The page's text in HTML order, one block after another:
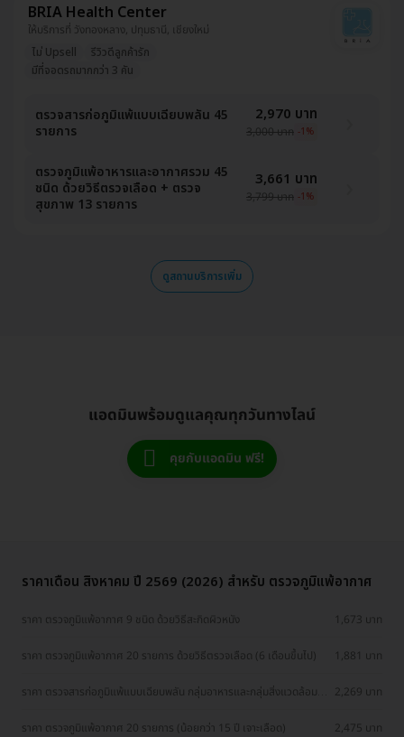
BRIA Health Center
ให้บริการที่ วังทองหลาง, ปทุมธานี, เชียงใหม่
ไม่ Upsell
รีวิวดีลูกค้ารัก
มีที่จอดรถมากกว่า 3 คัน
ตรวจสารก่อภูมิแพ้แบบเฉียบพลัน 45
รายการ
2,970 บาท
3,000 บาท -1%
ตรวจภูมิแพ้อาหารและอากาศรวม 45
ชนิด ด้วยวิธีตรวจเลือด + ตรวจ
สุขภาพ 13 รายการ
3,661 บาท
3,799 บาท -1%
ดูสถานบริการเพิ่ม
แอดมินพร้อมดูแลคุณทุกวันทางไลน์
คุยกับแอดมิน ฟรี!
ราคาเดือน สิงหาคม ปี 2569 (2026) สำหรับ ตรวจภูมิแพ้อากาศ
ราคา ตรวจภูมิแพ้อากาศ 9 ชนิด ด้วยวิธีสะกิดผิวหนัง 1,673 บาท
ราคา ตรวจภูมิแพ้อากาศ 20 รายการ ด้วยวิธีตรวจเลือด (6 เดือนขึ้นไป) 1,881 บาท
ราคา ตรวจสารก่อภูมิแพ้แบบเฉียบพลัน กลุ่มอาหารและกลุ่มสิ่งแวดล้อม
Profile Specific IgE)
2,269 บาท
ราคา ตรวจภูมิแพ้อากาศ 20 รายการ (น้อยกว่า 15 ปี เจาะเลือด) 2,475 บาท